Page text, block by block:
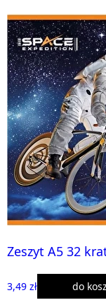
Zeszyt A5 32
3,49 zł do